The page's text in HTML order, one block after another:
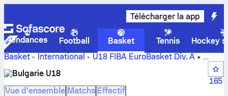
Télécharger la app
Tendances Football Basket Tennis
Hockey
Basket
International
U18 FIBA EuroBasket Div. A
scores, classements, calendrier et joueurs de Bulgarie U18
Bulgarie U18
165
Vue d'ensemble Matchs Effectif